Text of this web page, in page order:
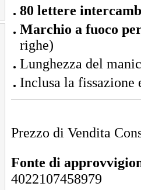
80 lettere
Marchio a fuoco
righe)
Lunghezza del
Inclusa la
Prezzo di Vendita
Fonte di
4022107458979